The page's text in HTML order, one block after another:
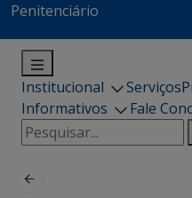
Penitenciário
Institucional Serviços
Informativos
Fale
Pesquisar
por: